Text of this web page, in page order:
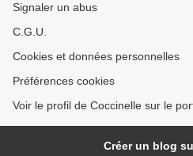
Signaler un abus
C.G.U.
Cookies et données personnelles
Préférences cookies
Voir le profil de Coccinelle sur le
Créer un blog